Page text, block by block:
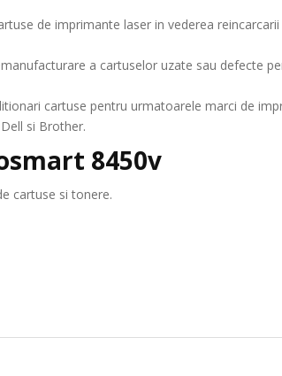
de imprimante laser in vederea
a cartuselor uzate sau defecte
cartuse pentru urmatoarele marci de
si Brother.
8450v
cartuse si tonere.